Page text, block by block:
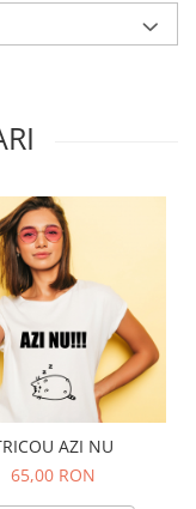
AZI NU
65,00 RON